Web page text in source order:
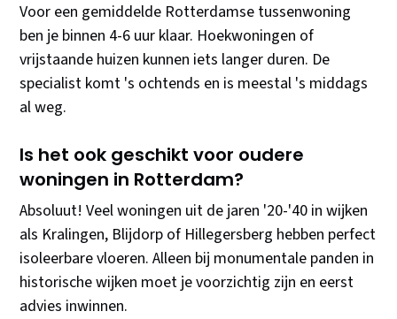
Voor een gemiddelde Rotterdamse tussenwoning
ben je binnen 4-6 uur klaar. Hoekwoningen of
vrijstaande huizen kunnen iets langer duren. De
specialist komt 's ochtends en is meestal 's middags
al weg.
Is het ook geschikt voor oudere
woningen in Rotterdam?
Absoluut! Veel woningen uit de jaren '20-'40 in wijken
als Kralingen, Blijdorp of Hillegersberg hebben perfect
isoleerbare vloeren. Alleen bij monumentale panden in
historische wijken moet je voorzichtig zijn en eerst
advies inwinnen.